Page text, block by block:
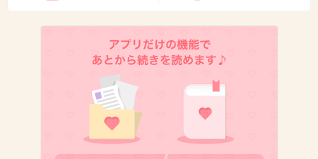
参観日…。子どもなら他の親と比べるよね
+67